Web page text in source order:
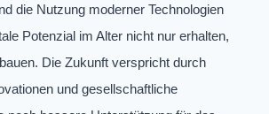
die Nutzung moderner Technologien
Potenzial im Alter nicht nur erhalten,
Die Zukunft verspricht durch
und gesellschaftliche